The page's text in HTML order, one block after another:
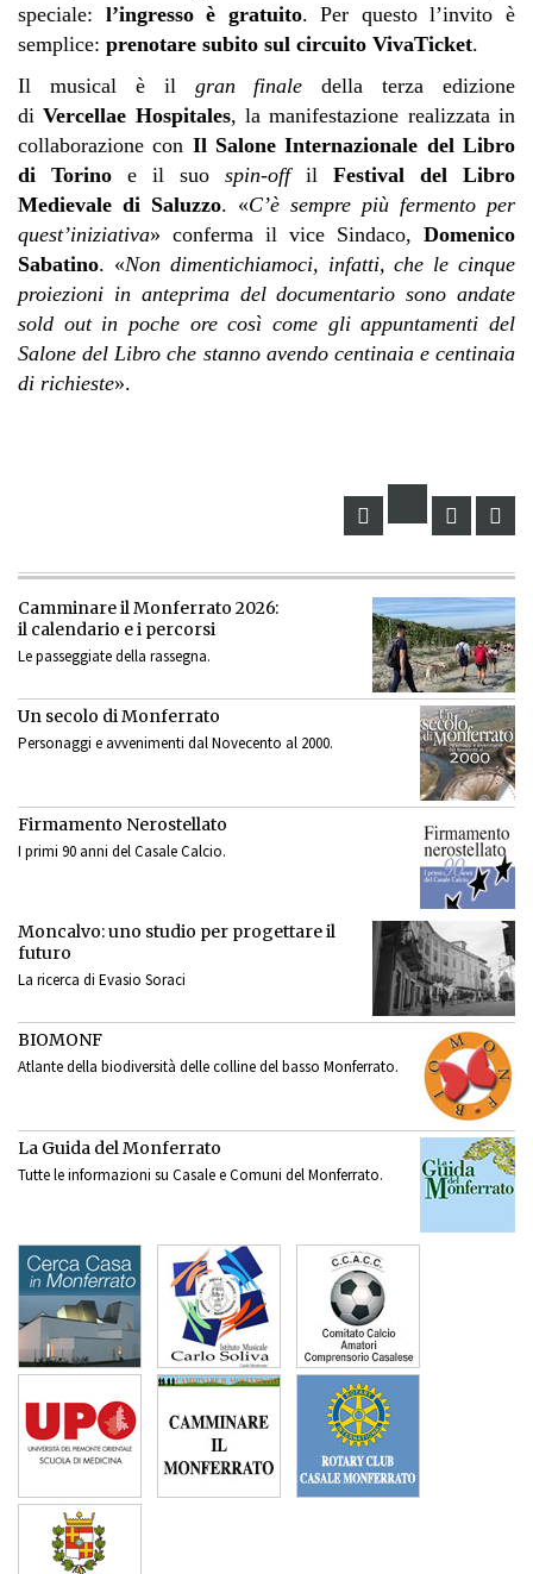
speciale: l’ingresso è gratuito. Per questo l’invito è
semplice: prenotare subito sul circuito VivaTicket.
Il musical è il gran finale della terza edizione
diVercellae Hospitales, la manifestazione realizzata in
collaborazione con Il Salone Internazionale del Libro
di Torino e il suo spin-off il Festival del Libro
Medievale di Saluzzo. «C’è sempre più fermento per
quest’iniziativa» conferma il vice Sindaco, Domenico
Sabatino. «Non dimentichiamoci, infatti, che le cinque
proiezioni in anteprima del documentario sono andate
sold out in poche ore così come gli appuntamenti del
Salone del Libro che stanno avendo centinaia e centinaia
di richieste».
Camminare il Monferrato 2026:
il calendario e i percorsi
Le passeggiate della rassegna.
Un secolo di Monferrato
Personaggi e avvenimenti dal Novecento al 2000.
Firmamento Nerostellato
I primi 90 anni del Casale Calcio.
Moncalvo: uno studio per progettare il
futuro
La ricerca di Evasio Soraci
BIOMONF
Atlante della biodiversità delle colline del basso Monferrato.
La Guida del Monferrato
Tutte le informazioni su Casale e Comuni del Monferrato.